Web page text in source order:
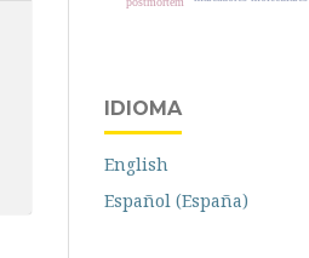
IDIOMA
English
Español (España)